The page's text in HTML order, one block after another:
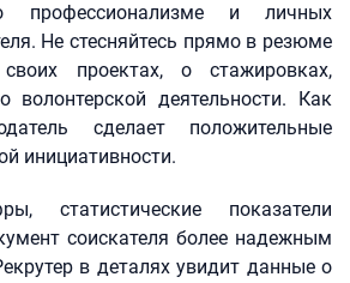
профессионализме и личных
Не стесняйтесь прямо в резюме
проектах, о стажировках,
волонтерской деятельности. Как
сделает положительные
инициативности.
статистические показатели
соискателя более надежным
в деталях увидит данные о